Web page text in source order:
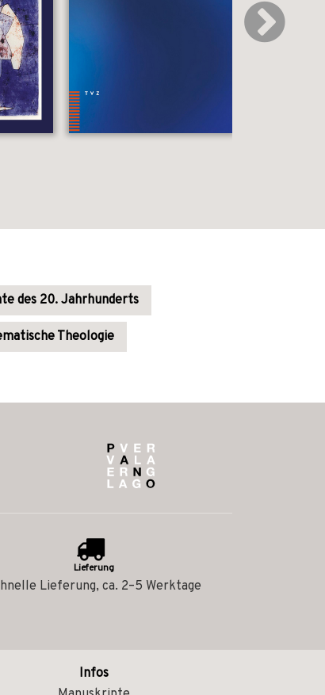
des 20. Jahrhunderts
Theologie
Lieferung
Lieferung, ca. 2–5 Werktage
Infos